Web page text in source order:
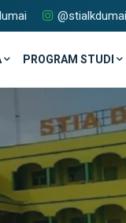
@stialkdumai
PROGRAM STUDI